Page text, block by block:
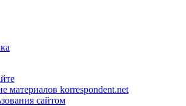
материалов korrespondent.net
сайтом